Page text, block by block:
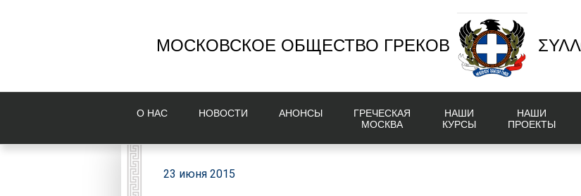
МОСКОВСКОЕ ОБЩЕСТВО ГРЕКОВ
О НAС НОВОСТИ AНОНСЫ
ГРЕЧЕСКАЯ
МОСКВА
НАШИ
КУРСЫ
НАШИ
ПРОЕКТЫ
23 июня 2015